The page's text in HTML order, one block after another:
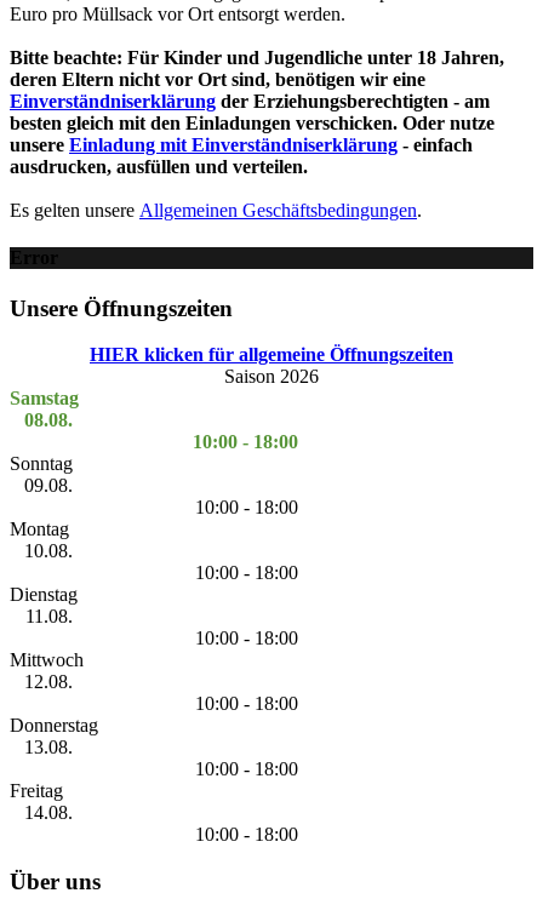
Euro pro Müllsack vor Ort entsorgt werden.
Bitte beachte: Für Kinder und Jugendliche unter 18 Jahren,
deren Eltern nicht vor Ort sind, benötigen wir eine
Einverständniserklärung der Erziehungsberechtigten - am
besten gleich mit den Einladungen verschicken. Oder nutze
unsere Einladung mit Einverständniserklärung - einfach
ausdrucken, ausfüllen und verteilen.
Es gelten unsere Allgemeinen Geschäftsbedingungen.
Error
Unsere Öffnungszeiten
HIER klicken für allgemeine Öffnungszeiten
Saison 2026
Samstag
08.08.
10:00 - 18:00
Sonntag
09.08.
10:00 - 18:00
Montag
10.08.
10:00 - 18:00
Dienstag
11.08.
10:00 - 18:00
Mittwoch
12.08.
10:00 - 18:00
Donnerstag
13.08.
10:00 - 18:00
Freitag
14.08.
10:00 - 18:00
Über uns